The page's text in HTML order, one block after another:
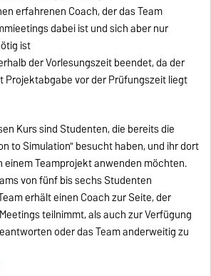
erfahrenen Coach, der das Team
dabei ist und sich aber nur
ist
der Vorlesungszeit beendet, da der
Projektabgabe vor der Prüfungszeit liegt
Kurs sind Studenten, die bereits die
to Simulation" besucht haben, und ihr dort
einem Teamprojekt anwenden möchten.
von fünf bis sechs Studenten
erhält einen Coach zur Seite, der
teilnimmt, als auch zur Verfügung
oder das Team anderweitig zu